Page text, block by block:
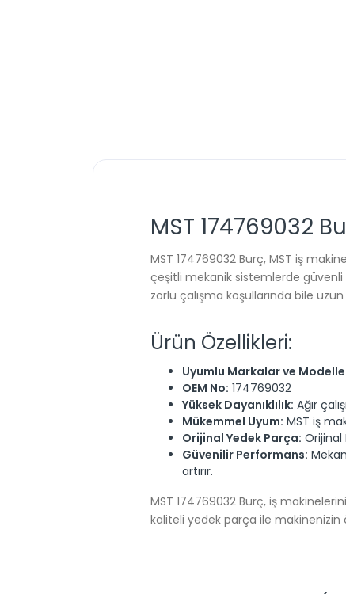
MST 174769032
MST 174769032 Burç, MST iş
çeşitli mekanik sistemlerde güvenli
zorlu çalışma koşullarında bile
Ürün Özellikleri:
Uyumlu Markalar ve
OEM No: 174769032
Yüksek Dayanıklılık: Ağır
Mükemmel Uyum: MST iş
Orijinal Yedek Parça: Orijinal
Güvenilir Performans:
artırır.
MST 174769032 Burç, iş
kaliteli yedek parça ile makinenizin